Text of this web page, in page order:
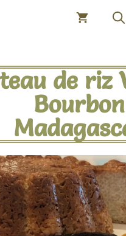
de riz
Bourbon